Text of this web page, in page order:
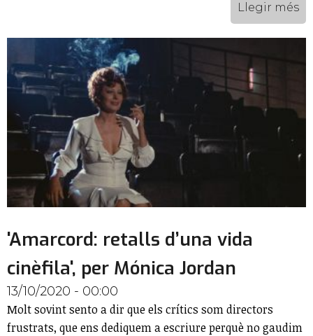
Llegir més
'Amarcord: retalls d’una vida
cinèfila', per Mónica Jordan
13/10/2020 - 00:00
Molt sovint sento a dir que els crítics som directors
frustrats, que ens dediquem a escriure perquè no gaudim